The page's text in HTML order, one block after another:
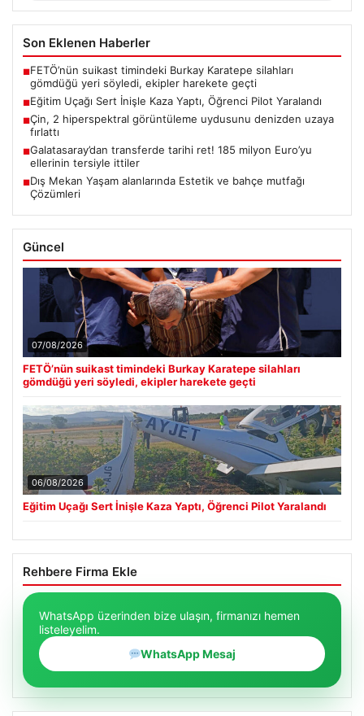
Son Eklenen Haberler
■FETÖ’nün suikast timindeki Burkay Karatepe silahları
gömdüğü yeri söyledi, ekipler harekete geçti
■Eğitim Uçağı Sert İnişle Kaza Yaptı, Öğrenci Pilot Yaralandı
■Çin, 2 hiperspektral görüntüleme uydusunu denizden uzaya
fırlattı
■Galatasaray’dan transferde tarihi ret! 185 milyon Euro’yu
ellerinin tersiyle ittiler
■Dış Mekan Yaşam alanlarında Estetik ve bahçe mutfağı
Çözümleri
Güncel
07/08/2026
FETÖ’nün suikast timindeki Burkay Karatepe silahları
gömdüğü yeri söyledi, ekipler harekete geçti
06/08/2026
Eğitim Uçağı Sert İnişle Kaza Yaptı, Öğrenci Pilot Yaralandı
Rehbere Firma Ekle
WhatsApp üzerinden bize ulaşın, firmanızı hemen
listeleyelim.
WhatsApp Mesaj